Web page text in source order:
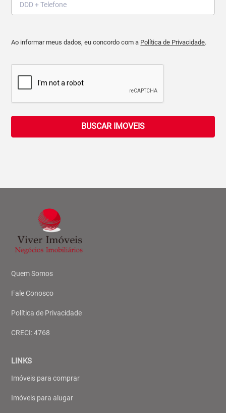
Ao informar meus dados, eu concordo com a Política de Privacidade.
BUSCAR IMOVEIS
Quem Somos
Fale Conosco
Política de Privacidade
CRECI: 4768
LINKS
Imóveis para comprar
Imóveis para alugar